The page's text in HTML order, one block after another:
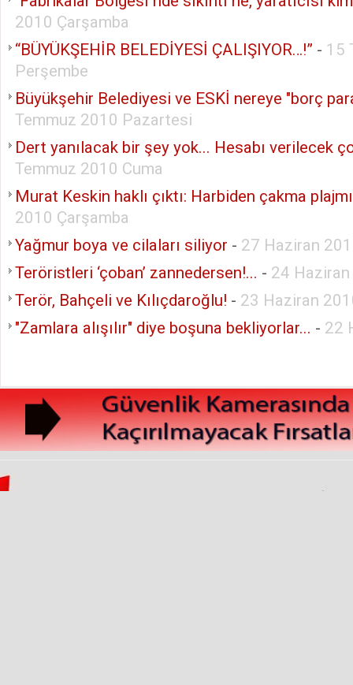
2010 Çarşamba
“BÜYÜKŞEHİR BELEDİYESİ ÇALIŞIYOR…!” - 15
Perşembe
Büyükşehir Belediyesi ve ESKİ nereye "borç
Temmuz 2010 Pazartesi
Dert yanılacak bir şey yok... Hesabı verilecek
Temmuz 2010 Cuma
Murat Keskin haklı çıktı: Harbiden çakma
2010 Çarşamba
Yağmur boya ve cilaları siliyor - 27 Haziran
Teröristleri ‘çoban’ zannedersen!... - 24
Terör, Bahçeli ve Kılıçdaroğlu! - 23 Haziran
"Zamlara alışılır" diye boşuna bekliyorlar... - 22